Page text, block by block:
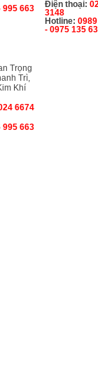
995 663
Điện thoại:
3148
Hotline:
- 0975 135
Trọng
Trì,
Khí
6674
995 663